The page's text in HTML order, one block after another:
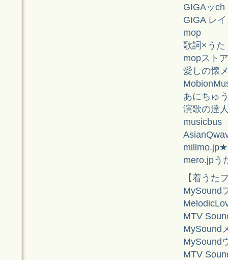
GIGAッch
GIGA レ
mop
歌詞×うた
mopスト
愛しの懐
あにちゅ
演歌の達
musicbus
mero.jpう
【着うた
MySound
MTV
MySound
MySound
MTV